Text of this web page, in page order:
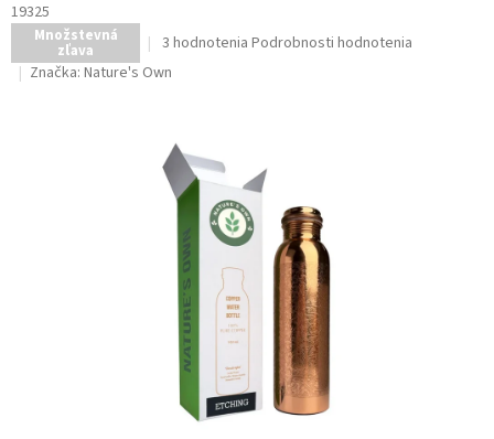
19325
Množstevná
zľava
Priemerné
produktu
5
hviezdičiek.
3 hodnotenia Podrobnosti hodnotenia
Značka: Nature's Own